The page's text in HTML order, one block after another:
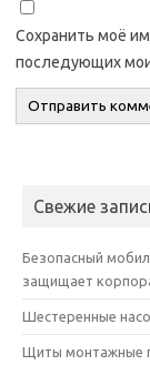
Сохранить моё
последующих
Свежие
Безопасный
защищает
Шестеренные
Щиты монтажные